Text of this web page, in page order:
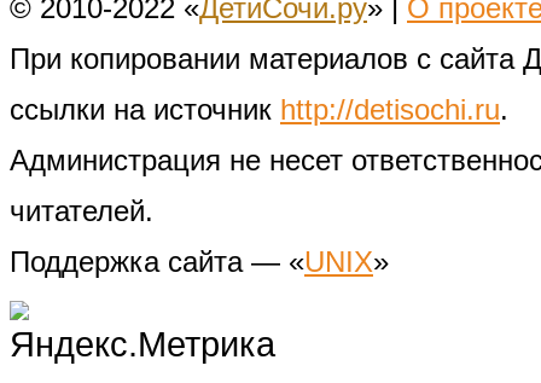
© 2010-2022 «ДетиСочи.ру» | О
При копировании материалов с сайта
ссылки на источник http://detisochi.ru.
Администрация не несет
читателей.
Поддержка сайта — «UNIX»